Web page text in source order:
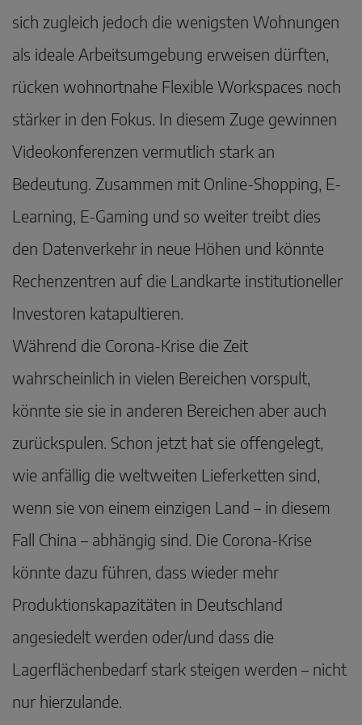
sich zugleich jedoch die wenigsten Wohnungen
als ideale Arbeitsumgebung erweisen dürften,
rücken wohnortnahe Flexible Workspaces noch
stärker in den Fokus. In diesem Zuge gewinnen
Videokonferenzen vermutlich stark an
Bedeutung. Zusammen mit Online-Shopping, E-
Learning, E-Gaming und so weiter treibt dies
den Datenverkehr in neue Höhen und könnte
Rechenzentren auf die Landkarte institutioneller
Investoren katapultieren.
Während die Corona-Krise die Zeit
wahrscheinlich in vielen Bereichen vorspult,
könnte sie sie in anderen Bereichen aber auch
zurückspulen. Schon jetzt hat sie offengelegt,
wie anfällig die weltweiten Lieferketten sind,
wenn sie von einem einzigen Land – in diesem
Fall China – abhängig sind. Die Corona-Krise
könnte dazu führen, dass wieder mehr
Produktionskapazitäten in Deutschland
angesiedelt werden oder/und dass die
Lagerflächenbedarf stark steigen werden – nicht
nur hierzulande.